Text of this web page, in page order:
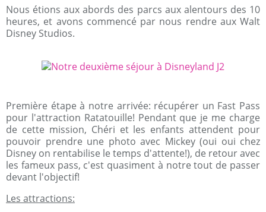
Nous étions aux abords des parcs aux alentours des 10
heures, et avons commencé par nous rendre aux Walt
Disney Studios.
Première étape à notre arrivée: récupérer un Fast Pass
pour l'attraction Ratatouille! Pendant que je me charge
de cette mission, Chéri et les enfants attendent pour
pouvoir prendre une photo avec Mickey (oui oui chez
Disney on rentabilise le temps d'attente!), de retour avec
les fameux pass, c'est quasiment à notre tout de passer
devant l'objectif!
Les attractions: